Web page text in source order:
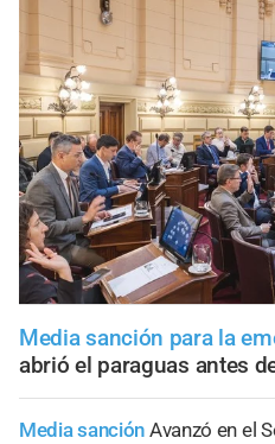
Media sanción para la
abrió el paraguas antes
Media sanción Avanzó en el